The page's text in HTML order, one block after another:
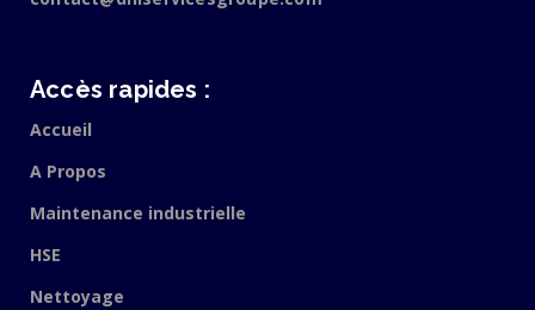
Accès rapides :
Accueil
A Propos
Maintenance industrielle
HSE
Nettoyage